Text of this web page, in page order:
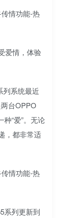
爱情，体验
列系统最近
台OPPO
“爱”。无论
，都非常适
系列更新到